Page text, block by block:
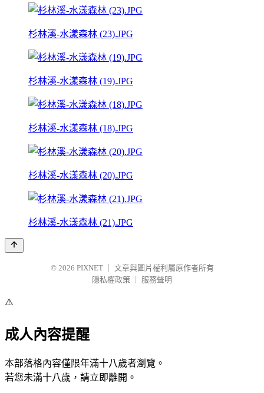
杉林溪-水漾森林 (23).JPG
杉林溪-水漾森林 (19).JPG
杉林溪-水漾森林 (18).JPG
杉林溪-水漾森林 (20).JPG
杉林溪-水漾森林 (21).JPG
© 2026 PIXNET
文章與圖片權利屬原作者所有
隱私權政策
服務聲明
⚠️
成人內容提醒
本部落格內容僅限年滿十八歲者瀏覽。
若您未滿十八歲，請立即離開。